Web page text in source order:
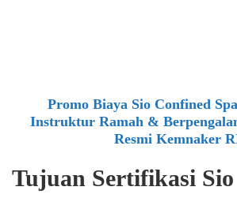
Promo Biaya Sio Confined
Instruktur Ramah &
Resmi Kemnaker
Tujuan Sertifikasi